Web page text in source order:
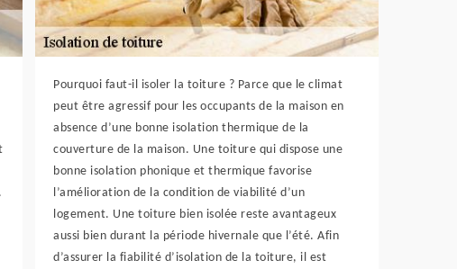
Pourquoi faut-il isoler la toiture ? Parce que le climat
peut être agressif pour les occupants de la maison en
absence d’une bonne isolation thermique de la
couverture de la maison. Une toiture qui dispose une
bonne isolation phonique et thermique favorise
l’amélioration de la condition de viabilité d’un
logement. Une toiture bien isolée reste avantageux
aussi bien durant la période hivernale que l’été. Afin
d’assurer la fiabilité d’isolation de la toiture, il est